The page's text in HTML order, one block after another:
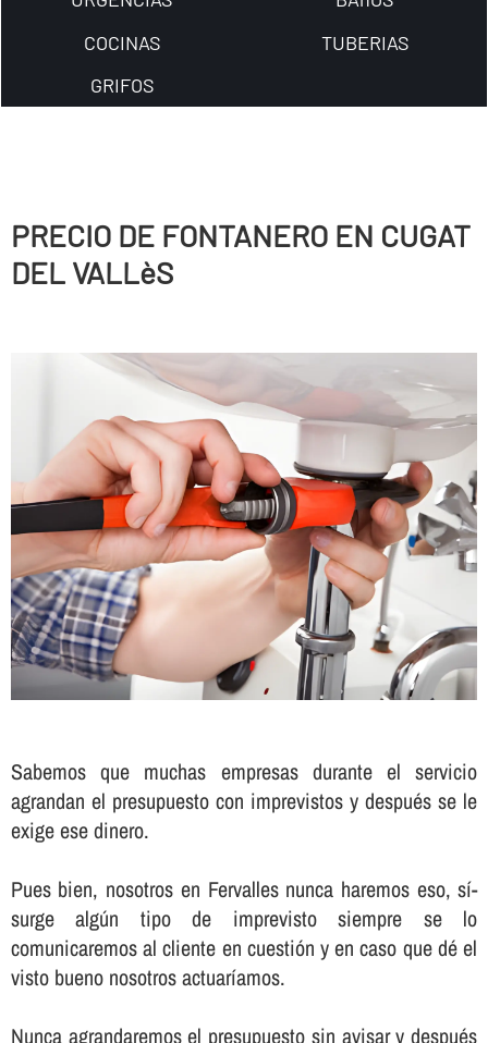
COCINAS
TUBERIAS
GRIFOS
PRECIO DE FONTANERO EN CUGAT
DEL VALLèS
Sabemos que muchas empresas durante el servicio
agrandan el presupuesto con imprevistos y después se le
exige ese dinero.
Pues bien, nosotros en Fervalles nunca haremos eso, sí­
surge algún tipo de imprevisto siempre se lo
comunicaremos al cliente en cuestión y en caso que dé el
visto bueno nosotros actuarí­amos.
Nunca agrandaremos el presupuesto sin avisar y después